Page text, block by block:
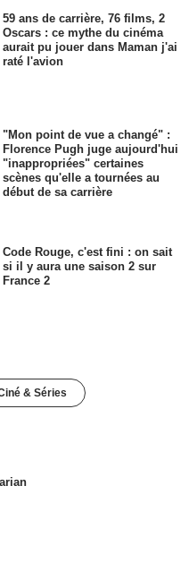
59 ans de carrière, 76 films, 2
Oscars : ce mythe du cinéma
aurait pu jouer dans Maman j'ai
raté l'avion
"Mon point de vue a changé" :
Florence Pugh juge aujourd'hui
"inappropriées" certaines
scènes qu'elle a tournées au
début de sa carrière
Code Rouge, c'est fini : on sait
si il y aura une saison 2 sur
France 2
& Séries